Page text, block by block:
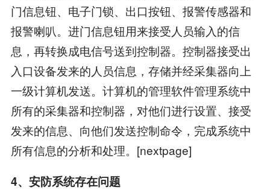
门信息钮、电子门锁、出口按钮、报警传感器和
报警喇叭。进门信息钮用来接受人员输入的信
息，再转换成电信号送到控制器。控制器接受出
入口设备发来的人员信息，存储并经采集器向上
一级计算机发送。计算机的管理软件管理系统中
所有的采集器和控制器，对他们进行设置、接受
发来的信息、向他们发送控制命令，完成系统中
所有信息的分析和处理。[nextpage]
4、安防系统存在问题